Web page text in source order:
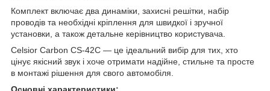
Комплект включає два динаміки, захисні решітки, набір
проводів та необхідні кріплення для швидкої і зручної
установки, а також детальне керівництво користувача.
Celsior Carbon CS-42C — це ідеальний вибір для тих, хто
цінує якісний звук і хоче отримати надійне, стильне та просте
в монтажі рішення для свого автомобіля.
Основні характеристики: